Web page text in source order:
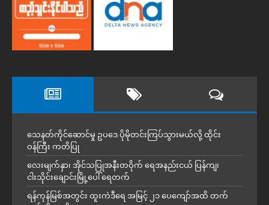
သေနတ်ကိုင်ဆောင်မှု ဥပဒေ ပိုမိုတင်းကြပ်သွားမယ်လို့ ထိုင်း
ဝန်ကြီး ကတိပြု
လေးမျက်နှာ၊ အိုင်သပြုအနီးတဝိုက် ရေအနည်းငယ် ပြန်ကျ၊
ငါးသိုင်းချောင်းမြို့ပေါ် ရေတက်
ရန်ကုန်မြစ်အတွင်း ထူးကဲဒီရေ အ​မြင့် ၂၁ ပေကျော်အထိ တက်